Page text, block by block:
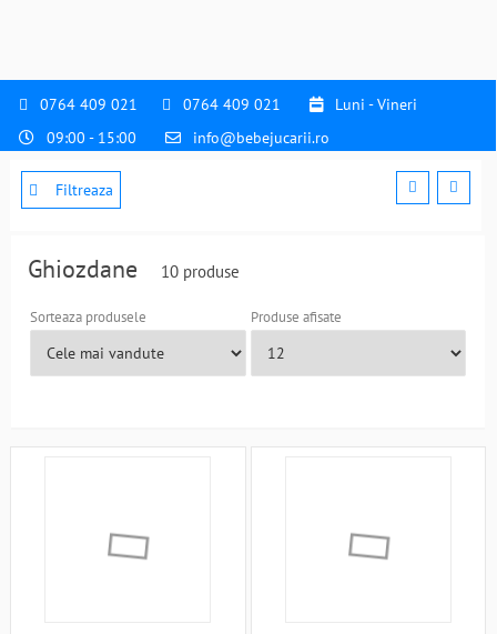
0764 409 021 0764 409 021
Luni - Vineri
09:00 - 15:00
info@bebejucarii.ro
Filtreaza
Ghiozdane 10 produse
Sorteaza produsele Produse afisate